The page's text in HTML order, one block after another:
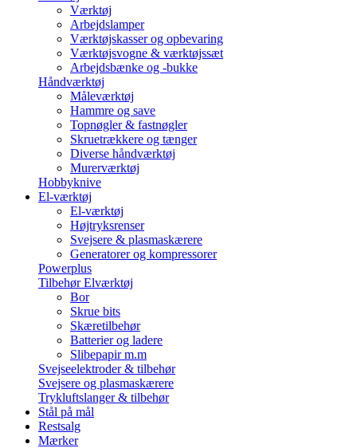
Værktøj
Arbejdslamper
Værktøjskasser og opbevaring
Værktøjsvogne & værktøjssæt
Arbejdsbænke og -bukke
Håndværktøj
Måleværktøj
Hammre og save
Topnøgler & fastnøgler
Skruetrækkere og tænger
Diverse håndværktøj
Murerværktøj
Hobbyknive
El-værktøj
El-værktøj
Højtryksrenser
Svejsere & plasmaskærere
Generatorer og kompressorer
Powerplus
Tilbehør Elværktøj
Bor
Skrue bits
Skæretilbehør
Batterier og ladere
Slibepapir m.m
Svejseelektroder & tilbehør
Svejsere og plasmaskærere
Trykluftslanger & tilbehør
Stål på mål
Restsalg
Mærker